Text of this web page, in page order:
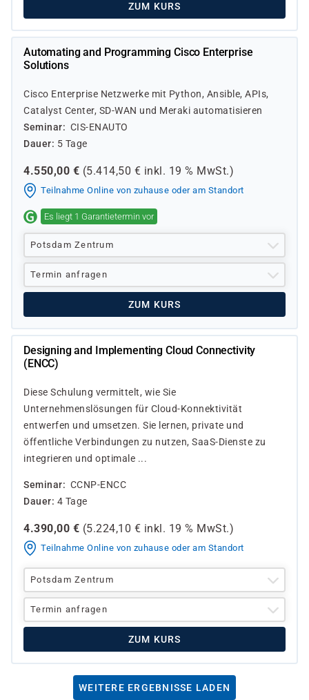
ZUM KURS
Automating and Programming Cisco Enterprise
Solutions
Cisco Enterprise Netzwerke mit Python, Ansible, APIs,
Catalyst Center, SD-WAN und Meraki automatisieren
Seminar
CIS-ENAUTO
Dauer
5 Tage
4.550,00 € (5.414,50 € inkl. 19 % MwSt.)
Teilnahme Online von zuhause oder am Standort
Es liegt 1 Garantietermin vor
Potsdam Zentrum
Termin anfragen
ZUM KURS
Designing and Implementing Cloud Connectivity
(ENCC)
Diese Schulung vermittelt, wie Sie
Unternehmenslösungen für Cloud-Konnektivität
entwerfen und umsetzen. Sie lernen, private und
öffentliche Verbindungen zu nutzen, SaaS-Dienste zu
integrieren und optimale ...
Seminar
CCNP-ENCC
Dauer 4 Tage
4.390,00 € (5.224,10 € inkl. 19 % MwSt.)
Teilnahme Online von zuhause oder am Standort
Potsdam Zentrum
Termin anfragen
ZUM KURS
WEITERE ERGEBNISSE LADEN